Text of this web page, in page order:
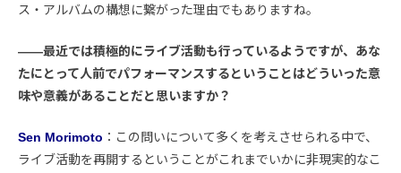
ス・アルバムの構想に繋がった理由でもありますね。
――最近では積極的にライブ活動も行っているようですが、あな
たにとって人前でパフォーマンスするということはどういった意
味や意義があることだと思いますか？
Sen Morimoto ：この問いについて多くを考えさせられる中で、
ライブ活動を再開するということがこれまでいかに非現実的なこ